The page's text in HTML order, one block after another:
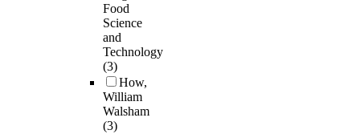
Food
Science
and
Technology
(3)
How,
William
Walsham
(3)